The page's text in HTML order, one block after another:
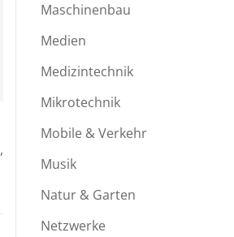
,
Maschinenbau
Medien
Medizintechnik
Mikrotechnik
Mobile & Verkehr
Musik
Natur & Garten
Netzwerke